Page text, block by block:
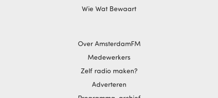
Wie Wat Bewaart
Over AmsterdamFM
Medewerkers
Zelf radio maken?
Adverteren